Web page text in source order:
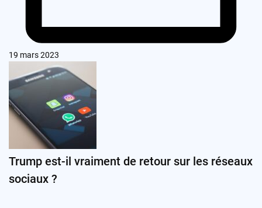
19 mars 2023
Trump est-il vraiment de retour sur les réseaux
sociaux ?